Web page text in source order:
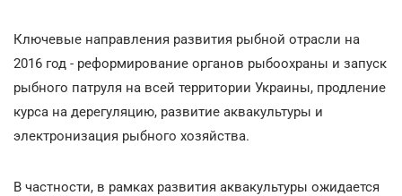
Ключевые направления развития рыбной отрасли на
2016 год - реформирование органов рыбоохраны и запуск
рыбного патруля на всей территории Украины, продление
курса на дерегуляцию, развитие аквакультуры и
электронизация рыбного хозяйства.
В частности, в рамках развития аквакультуры ожидается